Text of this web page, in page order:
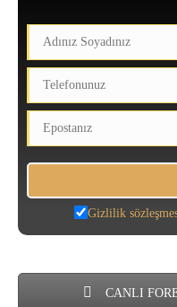
Gizlilik
CANLI